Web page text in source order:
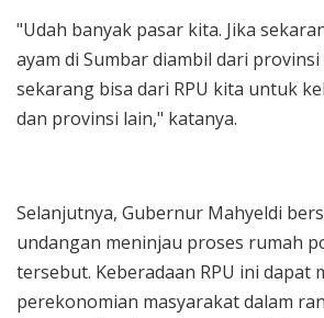
"Udah banyak pasar kita. Jika
ayam di Sumbar diambil dari provinsi
sekarang bisa dari RPU kita untuk
dan provinsi lain," katanya.
Selanjutnya, Gubernur Mahyeldi
undangan meninjau proses rumah
tersebut. Keberadaan RPU ini dapat
perekonomian masyarakat dalam